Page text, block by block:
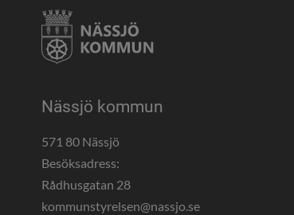
Nässjö kommun
571 80 Nässjö
Besöksadress:
Rådhusgatan 28
kommunstyrelsen@nassjo.se